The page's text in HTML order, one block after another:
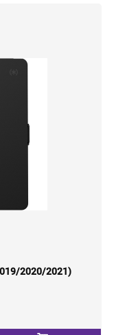
2020/2021)